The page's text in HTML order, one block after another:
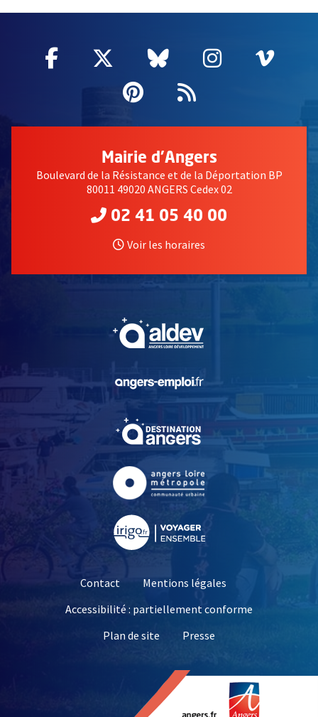
Facebook
, Ouvre une nouvelle fenêtre
Twitter
, Ouvre une nouvelle
Bluesky
, Ouvre une
Instagram
, Ouvre
,
Pinterest
, Ouvre une
Flux RSS
Mairie d'Angers
Boulevard de la Résistance et de la Déportation BP
80011 49020 ANGERS Cedex 02
02 41 05 40 00
Voir les horaires
, Ouvre une nouvelle
, Ouvre une nouvelle
Contact
Mentions légales
Accessibilité : partiellement conforme
Plan de site
Presse